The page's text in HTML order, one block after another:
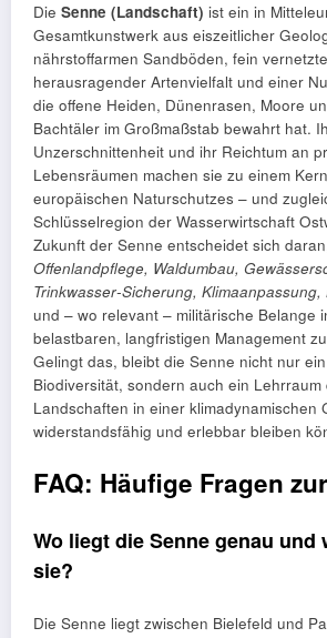
Die Senne (Landschaft) ist ein in
Gesamtkunstwerk aus eiszeitlicher
nährstoffarmen Sandböden, fein
herausragender Artenvielfalt und einer
die offene Heiden, Dünenrasen, Moore
Bachtäler im Großmaßstab bewahrt hat.
Unzerschnittenheit und ihr Reichtum an
Lebensräumen machen sie zu einem
europäischen Naturschutzes – und
Schlüsselregion der Wasserwirtschaft
Zukunft der Senne entscheidet sich
Offenlandpflege, Waldumbau,
Trinkwasser‑Sicherung,
und – wo relevant – militärische Belange
belastbaren, langfristigen Management
Gelingt das, bleibt die Senne nicht nur
Biodiversität, sondern auch ein Lehrraum
Landschaften in einer klimadynamischen
widerstandsfähig und erlebbar bleiben
FAQ: Häufige Fragen
Wo liegt die Senne genau und
sie?
Die Senne liegt zwischen Bielefeld und